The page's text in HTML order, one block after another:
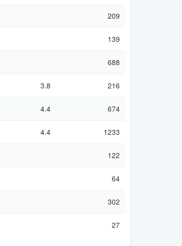
209
139
688
3.8 216
4.4 674
4.4 1233
122
64
302
27